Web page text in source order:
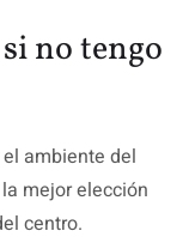
no tengo
ambiente del
mejor elección
centro.